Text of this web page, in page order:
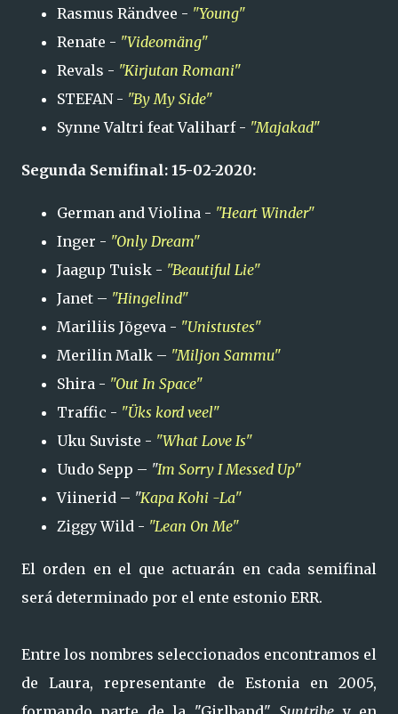
Rasmus Rändvee - "Young"
Renate - "Videomäng"
Revals - "Kirjutan Romani"
STEFAN - "By My Side"
Synne Valtri feat Valiharf - "Majakad"
Segunda Semifinal: 15-02-2020:
German and Violina - "Heart Winder"
Inger - "Only Dream"
Jaagup Tuisk - "Beautiful Lie"
Janet – "Hingelind"
Mariliis Jõgeva - "Unistustes"
Merilin Malk – "Miljon Sammu"
Shira - "Out In Space"
Traffic - "Üks kord veel"
Uku Suviste - "What Love Is"
Uudo Sepp – "Im Sorry I Messed Up"
Viinerid – "Kapa Kohi -La"
Ziggy Wild - "Lean On Me"
El orden en el que actuarán en cada semifinal
será determinado por el ente estonio ERR.
Entre los nombres seleccionados encontramos el
de Laura, representante de Estonia en 2005,